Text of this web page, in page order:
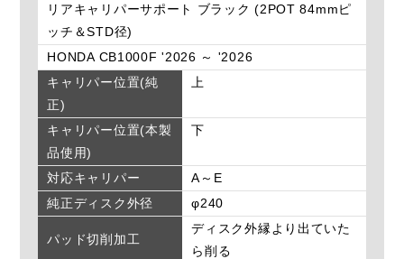
リアキャリパーサポート ブラック (2POT 84mmピ
ッチ＆STD径)
HONDA CB1000F '2026 ～ '2026
キャリパー位置(純
正)
上
キャリパー位置(本製
品使用)
下
対応キャリパー
A～E
純正ディスク外径
φ240
パッド切削加工
ディスク外縁より出ていた
ら削る